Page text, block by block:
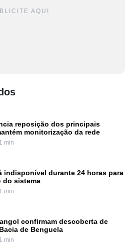
AQUI
reposição dos principais
monitorização da rede
min
indisponível durante 24 horas para
do sistema
min
confirmam descoberta de
de Benguela
min